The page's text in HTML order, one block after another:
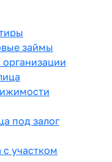
займы
под залог
участком